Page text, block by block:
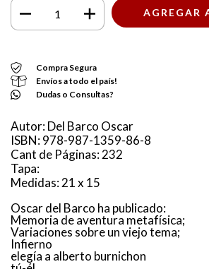
Compra Segura
Envíos a todo el país!
Dudas o Consultas?
Autor: Del Barco Oscar
ISBN: 978-987-1359-86-8
Cant de Páginas: 232
Tapa:
Medidas: 21 x 15
Oscar del Barco ha publicado:
Memoria de aventura metafísica;
Variaciones sobre un viejo tema;
Infierno
elegía a alberto burnichon